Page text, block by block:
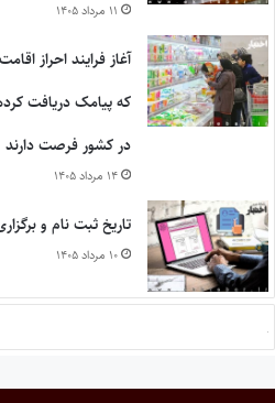
۱۱ مرداد ۱۴۰۵
آغاز فرایند احراز
که پیامک دریافت
در کشور فرصت دارند
۱۴ مرداد ۱۴۰۵
تاریخ ثبت نام و برگزاری
۱۰ مرداد ۱۴۰۵